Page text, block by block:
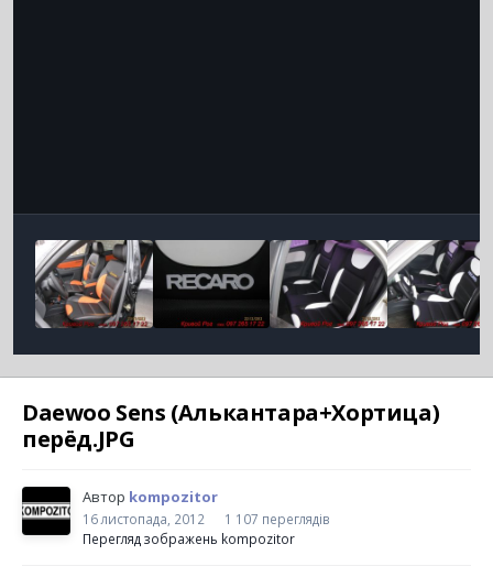
Daewoo Sens (Алькантара+Хортица)
перёд.JPG
Автор kompozitor
16 листопада, 2012
1 107 переглядів
Перегляд зображень kompozitor